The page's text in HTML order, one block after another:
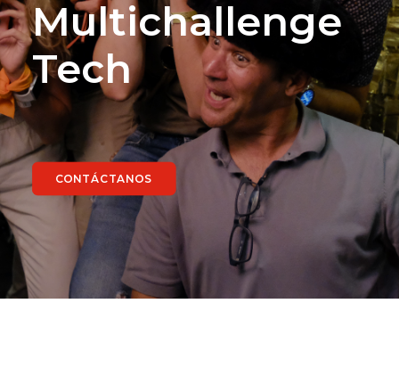
Multichallenge
Tech
CONTÁCTANOS